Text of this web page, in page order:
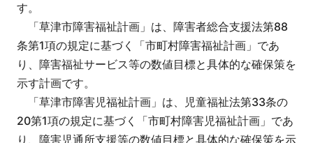
す。
「草津市障害福祉計画」は、障害者総合支援法第88
条第1項の規定に基づく「市町村障害福祉計画」であ
り、障害福祉サービス等の数値目標と具体的な確保策を
示す計画です。
「草津市障害児福祉計画」は、児童福祉法第33条の
20第1項の規定に基づく「市町村障害児福祉計画」であ
り、障害児通所支援等の数値目標と具体的な確保策を示